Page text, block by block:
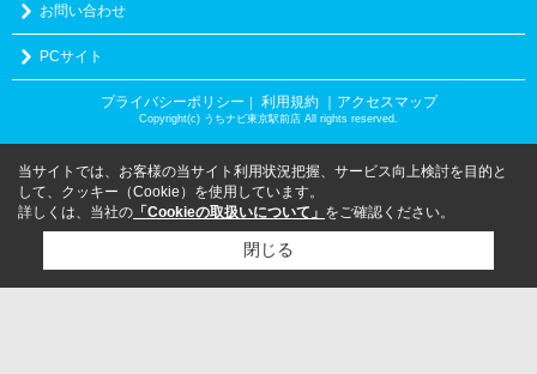
お問い合わせ
PCサイト
プライバシーポリシー 利用規約 ｜アクセスマップ
Copyright(c) うちナビ東京駅前店 All rights reserved.
当サイトでは、お客様の当サイト利用状況把握、サービス向上検討を目的と
して、クッキー（Cookie）を使用しています。
詳しくは、当社の 「Cookieの取扱いについて」 をご確認ください。
閉じる